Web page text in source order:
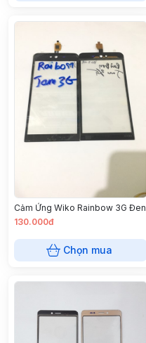
Cảm Ứng Wiko Rainbow 3G Đen
130.000đ
Chọn mua